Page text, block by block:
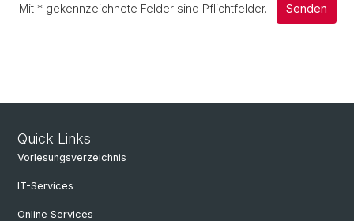
Mit * gekennzeichnete Felder sind Pflichtfelder. Senden
Quick Links
Vorlesungsverzeichnis
IT-Services
Online Services